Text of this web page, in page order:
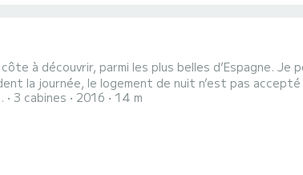
à découvrir, parmi les plus belles d’Espagne. Je
la journée, le logement de nuit n’est pas accepté
3 cabines 2016 14 m